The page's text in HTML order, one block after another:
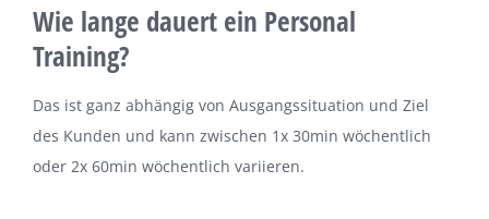
Wie lange dauert ein Personal
Training?
Das ist ganz abhängig von Ausgangssituation und Ziel
des Kunden und kann zwischen 1x 30min wöchentlich
oder 2x 60min wöchentlich variieren.